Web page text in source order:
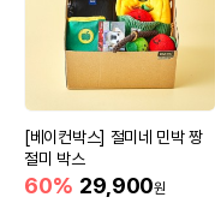
[베이컨박스] 절미네 민박 짱
절미 박스
60% 29,900원